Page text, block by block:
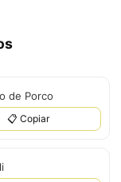
de Porco
📋 Copiar